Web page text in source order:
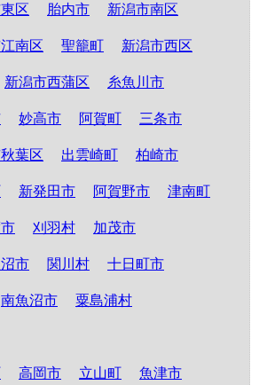
区 胎内市 新潟市南区
南区 聖籠町 新潟市西区
新潟市西蒲区 糸魚川市
妙高市 阿賀町 三条市
葉区 出雲崎町 柏崎市
新発田市 阿賀野市 津南町
刈羽村 加茂市
市 関川村 十日町市
南魚沼市 粟島浦村
高岡市 立山町 魚津市